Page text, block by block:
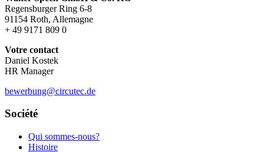
Regensburger Ring 6-8
91154 Roth, Allemagne
+ 49 9171 809 0
Votre contact
Daniel Kostek
HR Manager
bewerbung@circutec.de
Société
Qui sommes-nous?
Histoire